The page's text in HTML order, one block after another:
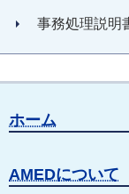
事務処理説明
ホーム
AMEDについて